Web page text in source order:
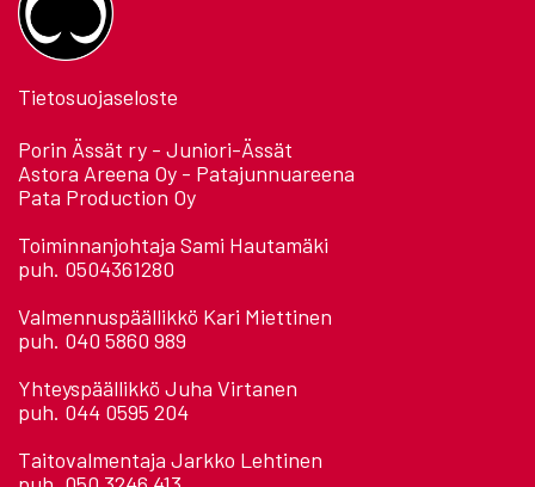
Tietosuojaseloste
Porin Ässät ry - Juniori-Ässät
Astora Areena Oy - Patajunnuareena
Pata Production Oy
Toiminnanjohtaja Sami Hautamäki
puh. 0504361280
Valmennuspäällikkö Kari Miettinen
puh. 040 5860 989
Yhteyspäällikkö Juha Virtanen
puh. 044 0595 204
Taitovalmentaja Jarkko Lehtinen